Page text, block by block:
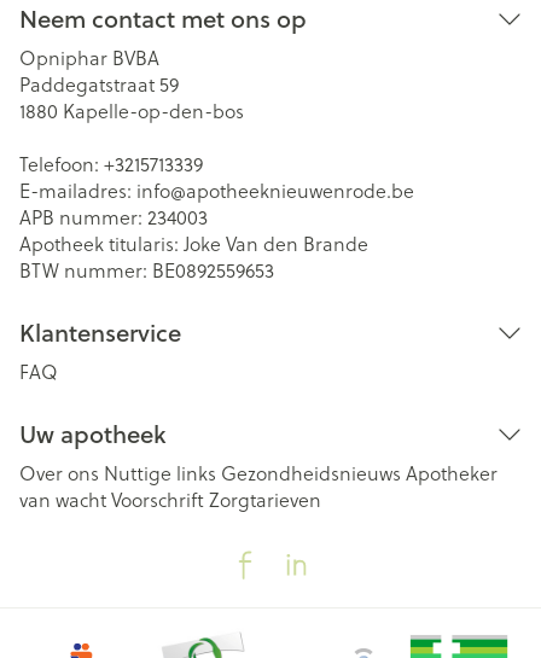
Neem contact met ons op
Opniphar BVBA
Paddegatstraat 59
1880 Kapelle-op-den-bos
Telefoon: +3215713339
E-mailadres: info@apotheeknieuwenrode.be
APB nummer: 234003
Apotheek titularis: Joke Van den Brande
BTW nummer: BE0892559653
Klantenservice
FAQ
Uw apotheek
Over ons Nuttige links Gezondheidsnieuws Apotheker
van wachtVoorschriftZorgtarieven